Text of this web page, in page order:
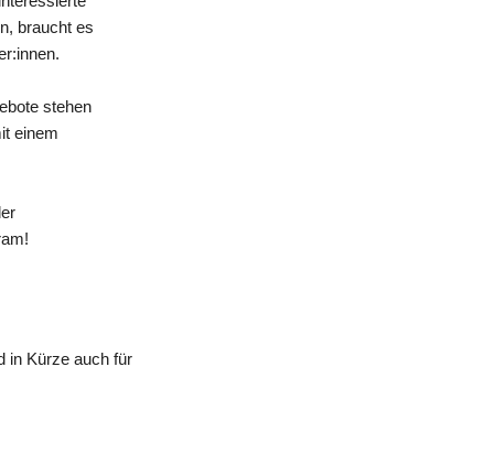
braucht es
stehen
einem
in Kürze auch für